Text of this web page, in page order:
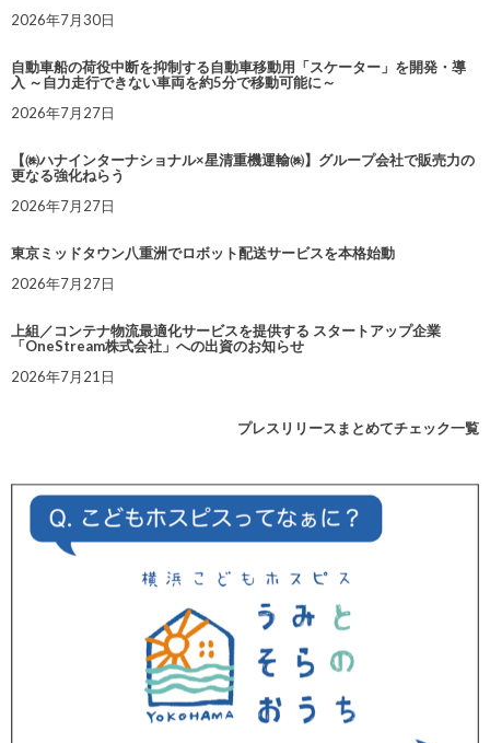
2026年7月30日
自動車船の荷役中断を抑制する自動車移動用「スケーター」を開発・導
入 ～自力走行できない車両を約5分で移動可能に～
2026年7月27日
【㈱ハナインターナショナル×星清重機運輸㈱】グループ会社で販売力の
更なる強化ねらう
2026年7月27日
東京ミッドタウン八重洲でロボット配送サービスを本格始動
2026年7月27日
上組／コンテナ物流最適化サービスを提供する スタートアップ企業
「OneStream株式会社」への出資のお知らせ
2026年7月21日
プレスリリースまとめてチェック一覧